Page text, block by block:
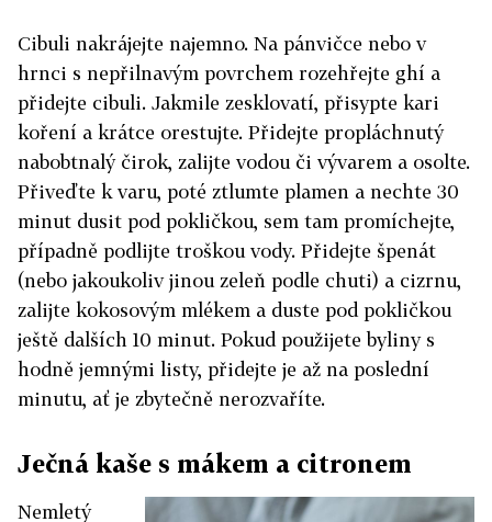
Cibuli nakrájejte najemno. Na pánvičce nebo v
hrnci s nepřilnavým povrchem rozehřejte ghí a
přidejte cibuli. Jakmile zesklovatí, přisypte kari
koření a krátce orestujte. Přidejte propláchnutý
nabobtnalý čirok, zalijte vodou či vývarem a osolte.
Přiveďte k varu, poté ztlumte plamen a nechte 30
minut dusit pod pokličkou, sem tam promíchejte,
případně podlijte troškou vody. Přidejte špenát
(nebo jakoukoliv jinou zeleň podle chuti) a cizrnu,
zalijte kokosovým mlékem a duste pod pokličkou
ještě dalších 10 minut. Pokud použijete byliny s
hodně jemnými listy, přidejte je až na poslední
minutu, ať je zbytečně nerozvaříte.
Ječná kaše s mákem a citronem
Nemletý